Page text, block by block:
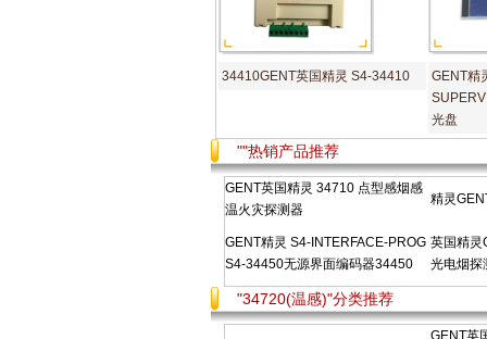
34410GENT英国精灵 S4-34410
GENT精
光盘
""热销产品推荐
GENT英国精灵 34710 点型感烟感
温火灾探测器
精灵
GENT精灵 S4-INTERFACE-PROG
S4-34450无源界面编码器34450
英国精灵
光电烟探
"34720(温感)"分类推荐
GENT英